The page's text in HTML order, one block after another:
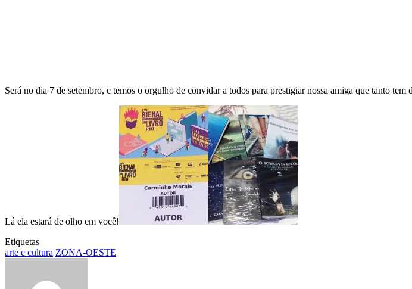
Será no dia 7 de setembro, e temos o orgulho de convidar a todos para prestigiar nossa amiga que tanto tem
Lá ela estará de olho em você!
Etiquetas
arte e cultura ZONA-OESTE